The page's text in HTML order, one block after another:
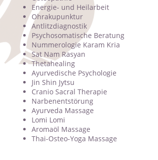
Energie- und Heilarbeit
Ohrakupunktur
Antlitzdiagnostik
Psychosomatische Beratung
Nummerologie Karam Kria
Sat Nam Rasyan
Thetahealing
Ayurvedische Psychologie
Jin Shin Jytsu
Cranio Sacral Therapie
Narbenentstörung
Ayurveda Massage
Lomi Lomi
Aromaöl Massage
Thai-Osteo-Yoga Massage